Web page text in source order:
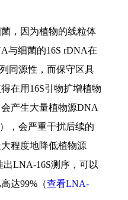
，因为植物的线粒体
与细菌的16S rDNA在
同源性，而保守区具
在用 16S引物扩增植物
产生大量植物源DNA
，会严重干扰后续的
程度地降低植物源
出LNA-16S测序，可以
达99% （查看LNA-